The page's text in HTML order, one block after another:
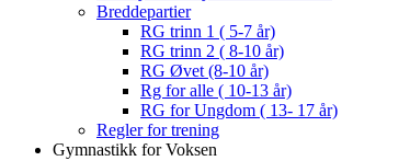
Breddepartier
RG trinn 1 ( 5-7 år)
RG trinn 2 ( 8-10 år)
RG Øvet (8-10 år)
Rg for alle ( 10-13 år)
RG for Ungdom ( 13- 17 år)
Regler for trening
Gymnastikk for Voksen